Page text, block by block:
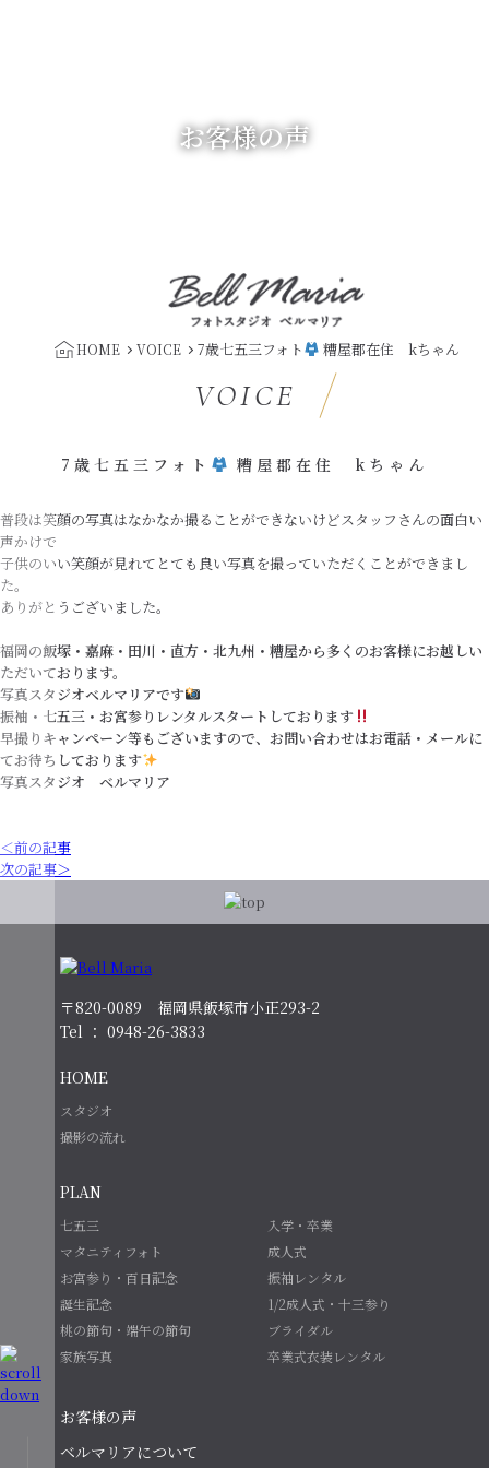
お客様の声
HOME VOICE 7歳七五三フォト 糟屋郡在住 kちゃん
VOICE
7歳七五三フォト 糟屋郡在住 kちゃん
普段は笑顔の写真はなかなか撮ることができないけどスタッフさんの面白い
声かけで
子供のいい笑顔が見れてとても良い写真を撮っていただくことができまし
た。
ありがとうございました。
福岡の飯塚・嘉麻・田川・直方・北九州・糟屋から多くのお客様にお越しい
ただいております。
写真スタジオベルマリアです
振袖・七五三・お宮参りレンタルスタートしております
早撮りキャンペーン等もございますので、お問い合わせはお電話・メールに
てお待ちしております
写真スタジオ ベルマリア
＜前の記事
次の記事＞
〒820-0089 福岡県飯塚市小正293-2
Tel ： 0948-26-3833
HOME
スタジオ
撮影の流れ
PLAN
七五三
入学・卒業
マタニティフォト
成人式
お宮参り・百日記念
振袖レンタル
誕生記念
1/2成人式・十三参り
桃の節句・端午の節句
ブライダル
家族写真
卒業式衣装レンタル
お客様の声
ベルマリアについて